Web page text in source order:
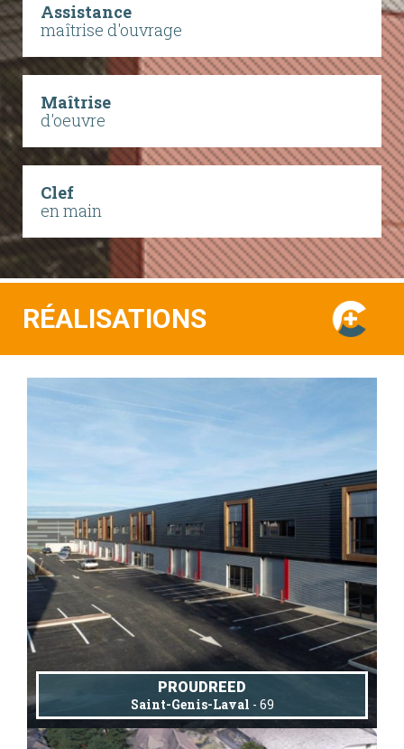
Assistance
maîtrise d'ouvrage
Maîtrise
d'oeuvre
Clef
en main
RÉALISATIONS
PROUDREED
Saint-Genis-Laval - 69